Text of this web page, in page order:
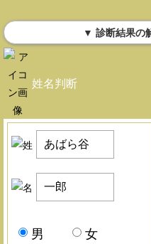
▼ 診断結果の
姓名判断
男 女